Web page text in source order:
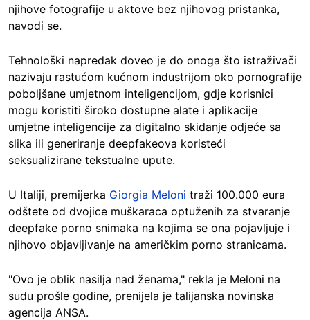
njihove fotografije u aktove bez njihovog pristanka,
navodi se.
Tehnološki napredak doveo je do onoga što istraživači
nazivaju rastućom kućnom industrijom oko pornografije
poboljšane umjetnom inteligencijom, gdje korisnici
mogu koristiti široko dostupne alate i aplikacije
umjetne inteligencije za digitalno skidanje odjeće sa
slika ili generiranje deepfakeova koristeći
seksualizirane tekstualne upute.
U Italiji, premijerka Giorgia Meloni traži 100.000 eura
odštete od dvojice muškaraca optuženih za stvaranje
deepfake porno snimaka na kojima se ona pojavljuje i
njihovo objavljivanje na američkim porno stranicama.
"Ovo je oblik nasilja nad ženama," rekla je Meloni na
sudu prošle godine, prenijela je talijanska novinska
agencija ANSA.